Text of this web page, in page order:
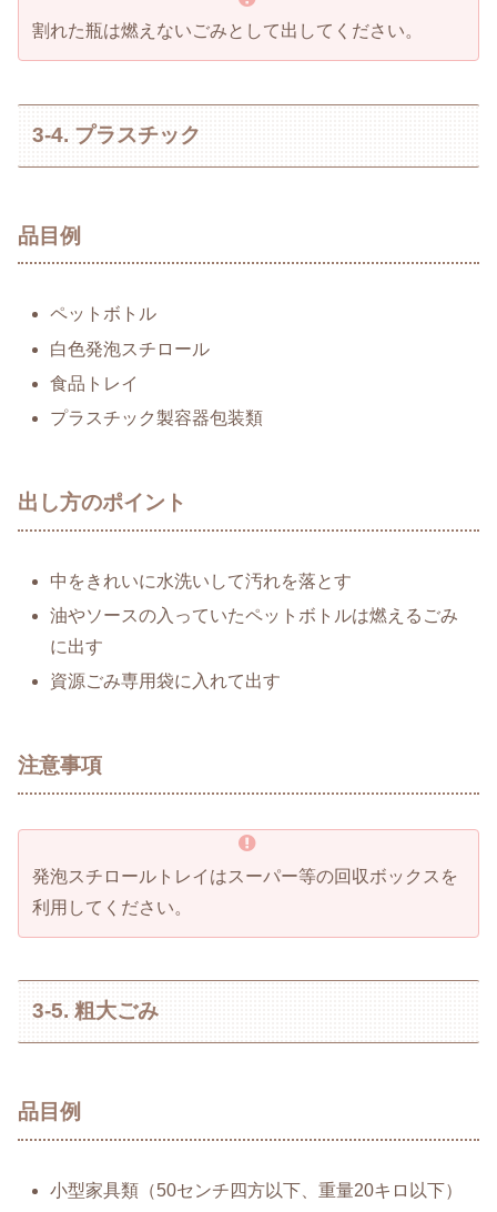
割れた瓶は燃えないごみとして出してください。
3-4. プラスチック
品目例
ペットボトル
白色発泡スチロール
食品トレイ
プラスチック製容器包装類
出し方のポイント
中をきれいに水洗いして汚れを落とす
油やソースの入っていたペットボトルは燃えるごみ
に出す
資源ごみ専用袋に入れて出す
注意事項
発泡スチロールトレイはスーパー等の回収ボックスを
利用してください。
3-5. 粗大ごみ
品目例
小型家具類（50センチ四方以下、重量20キロ以下）